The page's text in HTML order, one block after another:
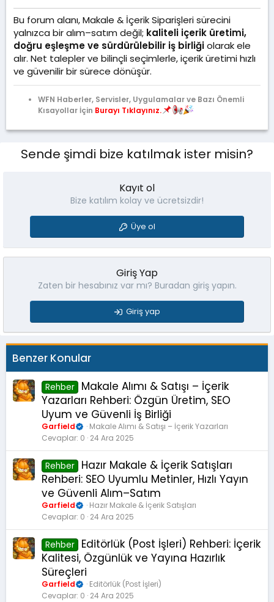
Bu forum alanı, Makale & İçerik Siparişleri sürecini
yalnızca bir alım–satım değil; kaliteli içerik üretimi,
doğru eşleşme ve sürdürülebilir iş birliğiolarak ele
alır. Net talepler ve bilinçli seçimlerle, içerik üretimi hızlı
ve güvenilir bir sürece dönüşür.
WFN Haberler, Servisler, Uygulamalar ve Bazı Önemli
Kısayollar İçin Burayı Tıklayınız.
Sende şimdi bize katılmak ister misin?
Kayıt ol
Bize katılım kolay ve ücretsizdir!
Üye ol
Giriş Yap
Zaten bir hesabınız var mı? Buradan giriş yapın.
Giriş yap
Benzer Konular
Rehber
Makale Alımı & Satışı – İçerik
Yazarları Rehberi: Özgün Üretim, SEO
Uyum ve Güvenli İş Birliği
Garfield
Makale Alımı & Satışı – İçerik Yazarları
Cevaplar 0 24 Ara 2025
Rehber
Hazır Makale & İçerik Satışları
Rehberi: SEO Uyumlu Metinler, Hızlı Yayın
ve Güvenli Alım–Satım
Garfield
Hazır Makale & İçerik Satışları
Cevaplar 0 24 Ara 2025
Rehber
Editörlük (Post İşleri) Rehberi: İçerik
Kalitesi, Özgünlük ve Yayına Hazırlık
Süreçleri
Garfield
Editörlük (Post İşleri)
Cevaplar 0 24 Ara 2025